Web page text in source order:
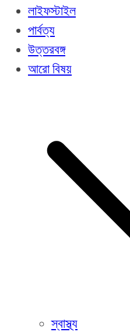
লাইফস্টাইল
পার্বত্য
উত্তরবঙ্গ
আরো বিষয়
স্বাস্থ্য